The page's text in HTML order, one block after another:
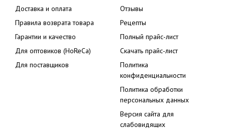
Доставка и оплата
Правила возврата товара
Гарантии и качество
Для оптовиков (HoReCa)
Для поставщиков
Отзывы
Рецепты
Полный прайс-лист
Скачать прайс-лист
Политика
конфиденциальности
Политика обработки
персональных данных
Версия сайта для
слабовидящих